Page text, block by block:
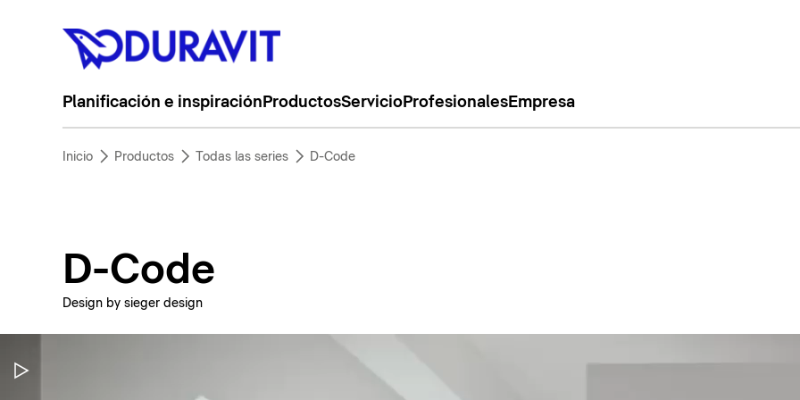
Planificación e inspiración ProductosServicioProfesionalesEmpresa
Inicio Productos Todas las series D-Code
D-Code
Design by sieger design
Pausar vídeo